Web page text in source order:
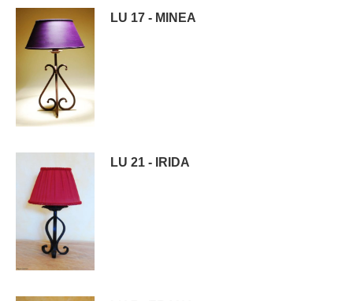
LU 17 - MINEA
LU 21 - IRIDA